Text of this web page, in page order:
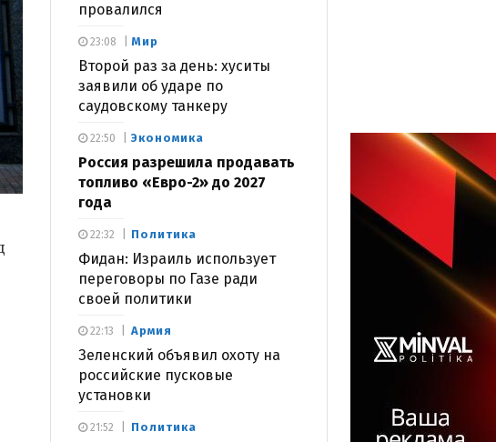
провалился
Мир
Второй раз за день: хуситы
заявили об ударе по
саудовскому танкеру
23:08
Экономика
Россия разрешила продавать
топливо «Евро-2» до 2027
года
22:50
Политика
Фидан: Израиль использует
переговоры по Газе ради
своей политики
22:32
Армия
Зеленский объявил охоту на
российские пусковые
установки
22:13
Политика
21:52